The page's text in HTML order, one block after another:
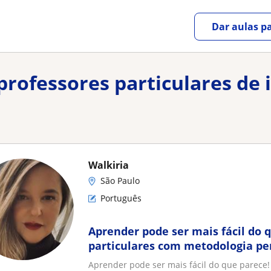
Dar aulas
particulares de
Walkiria
São Paulo
Português
Aprender pode ser mais fácil do
particulares com metodologia
respeitando o ritmo do aluno
Aprender pode ser mais fácil do que